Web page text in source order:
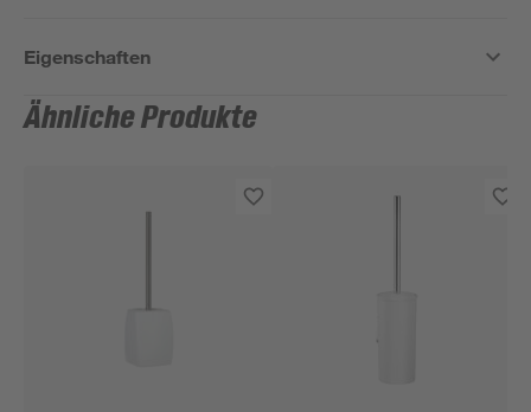
Eigenschaften
Ähnliche Produkte